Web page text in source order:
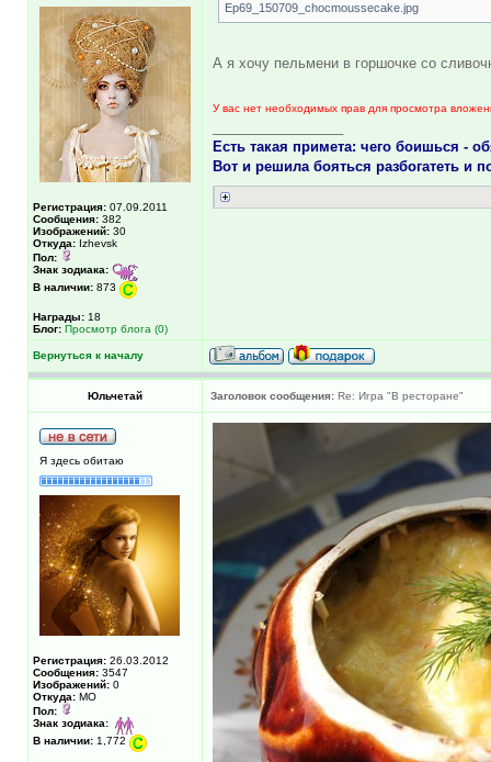
Регистрация: 07.09.2011
Сообщения: 382
Изображений: 30
Откуда: Izhevsk
Пол:
Знак зодиака:
В наличии: 873
Награды: 18
Блог: Просмотр блога (0)
Ep69_150709_chocmoussecake.jpg
А я хочу пельмени в горшочке со
У вас нет необходимых прав для просмотра
Есть такая примета: чего боишься -
Вот и решила бояться разбогатеть и
Вернуться к началу
Юльчетай Заголовок сообщения: Re: Игра "В ресторане"
Я здесь обитаю
Регистрация: 26.03.2012
Сообщения: 3547
Изображений: 0
Откуда: МО
Пол:
Знак зодиака:
В наличии: 1,772